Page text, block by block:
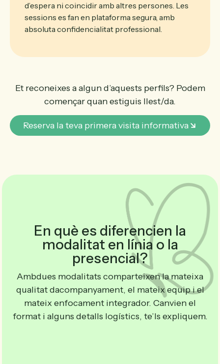
d’espera ni coincidir amb altres persones. Les
sessions es fan en plataforma segura, amb
absoluta confidencialitat professional.
Et reconeixes a algun d’aquests perfils? Podem
començar quan estiguis llest/da.
Reserva la teva primera visita informativa
En què es diferencien la
modalitat en línia o la
presencial?
Ambdues modalitats comparteixen la mateixa
qualitat dacompanyament, el mateix equip i el
mateix enfocament integrador. Canvien el
format i alguns detalls logístics, te’ls expliquem.